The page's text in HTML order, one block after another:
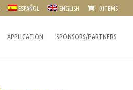
ESPAÑOL ENGLISH 0 ITEMS
APPLICATION SPONSORS/PARTNERS